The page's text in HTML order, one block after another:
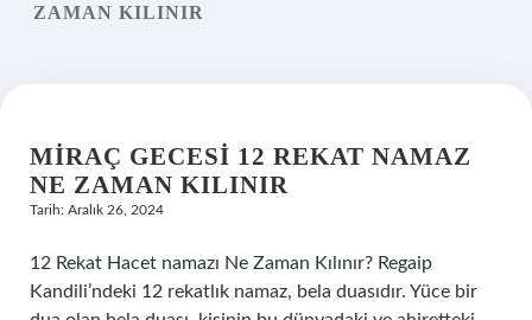
ZAMAN KILINIR
MIRAÇ GECESI 12 REKAT NAMAZ
NE ZAMAN KILINIR
Tarih: Aralık 26, 2024
12 Rekat Hacet namazı Ne Zaman Kılınır? Regaip
Kandili’ndeki 12 rekatlık namaz, bela duasıdır. Yüce bir